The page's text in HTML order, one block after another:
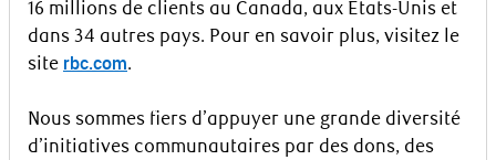
16 millions de clients au Canada, aux États-Unis et
dans 34 autres pays. Pour en savoir plus, visitez le
site rbc.com.
Nous sommes fiers d’appuyer une grande diversité
d’initiatives communautaires par des dons, des